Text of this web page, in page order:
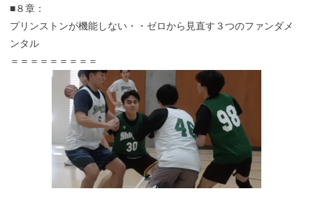
■８章：
プリンストンが機能しない・・ゼロから見直す３つのファンダメ
ンタル
＝＝＝＝＝＝＝＝＝